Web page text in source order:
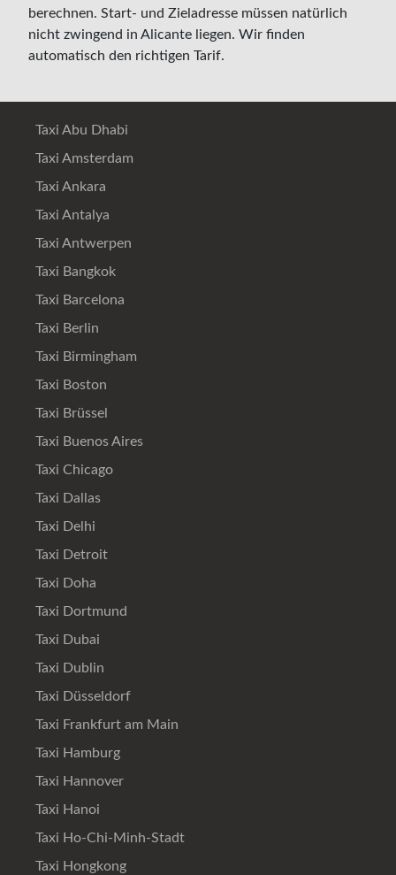
berechnen. Start- und Zieladresse müssen natürlich
nicht zwingend in Alicante liegen. Wir finden
automatisch den richtigen Tarif.
Taxi Abu Dhabi
Taxi Amsterdam
Taxi Ankara
Taxi Antalya
Taxi Antwerpen
Taxi Bangkok
Taxi Barcelona
Taxi Berlin
Taxi Birmingham
Taxi Boston
Taxi Brüssel
Taxi Buenos Aires
Taxi Chicago
Taxi Dallas
Taxi Delhi
Taxi Detroit
Taxi Doha
Taxi Dortmund
Taxi Dubai
Taxi Dublin
Taxi Düsseldorf
Taxi Frankfurt am Main
Taxi Hamburg
Taxi Hannover
Taxi Hanoi
Taxi Ho-Chi-Minh-Stadt
Taxi Hongkong